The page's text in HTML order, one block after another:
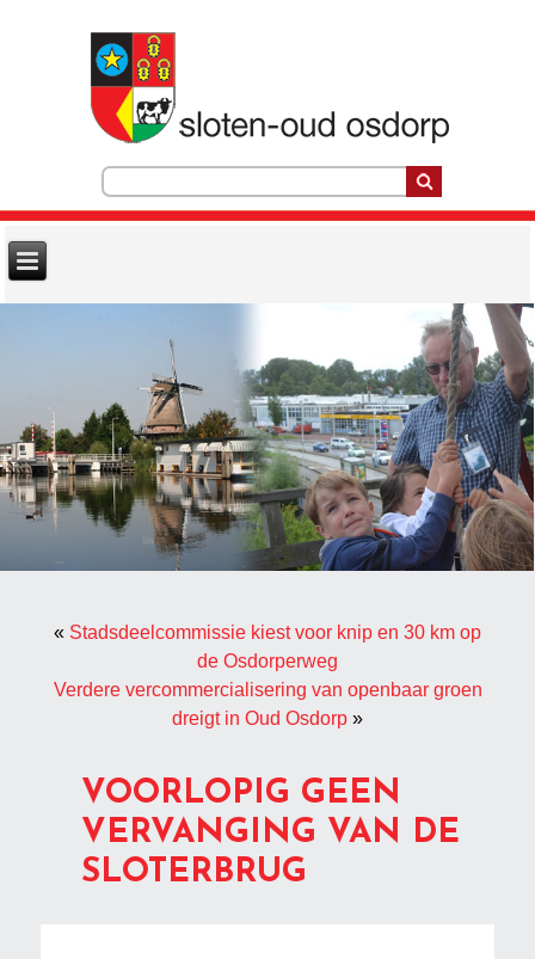
« Stadsdeelcommissie kiest voor knip en 30 km op
de Osdorperweg
Verdere vercommercialisering van openbaar groen
dreigt in Oud Osdorp »
VOORLOPIG GEEN
VERVANGING VAN DE
SLOTERBRUG